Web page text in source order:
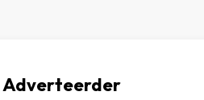
Adverteerder